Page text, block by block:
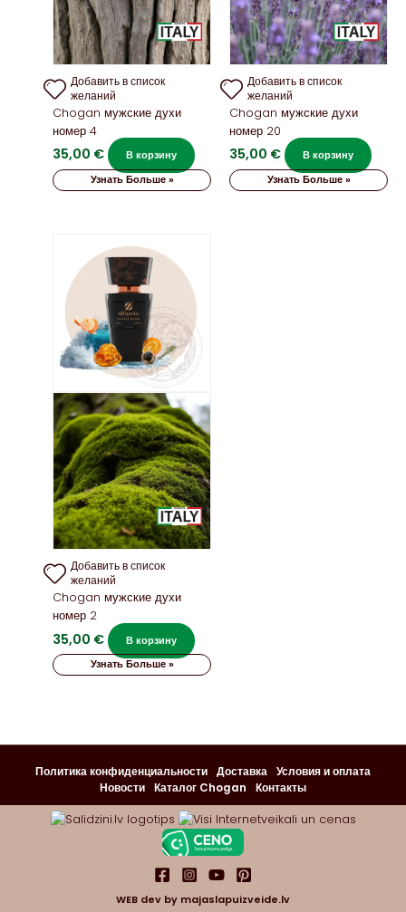
Добавить в список
желаний
Chogan мужские духи
номер 4
35,00 €
В корзину
Узнать Больше »
Добавить в список
желаний
Chogan мужские духи
номер 20
35,00 €
В корзину
Узнать Больше »
Добавить в список
желаний
Chogan мужские духи
номер 2
35,00 €
В корзину
Узнать Больше »
Политика конфиденциальности Доставка
Условия и оплата
Новости
Каталог Chogan Контакты
WEB dev by majaslapuizveide.lv